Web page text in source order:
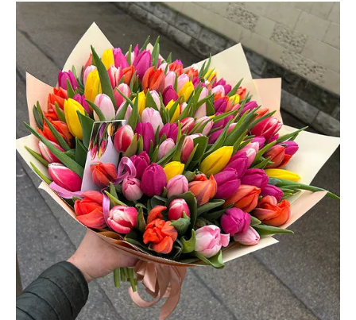
Previous
tulpe
mix
Next